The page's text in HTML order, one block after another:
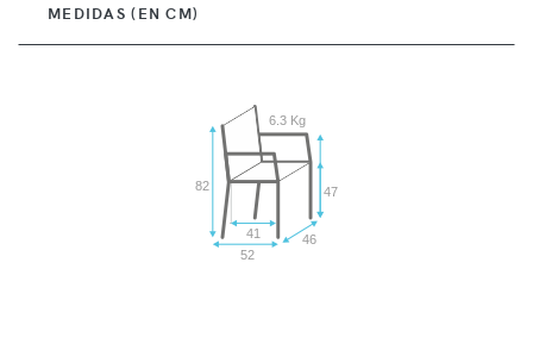
MEDIDAS (EN CM)
82
41
52
46
47
6.3 Kg